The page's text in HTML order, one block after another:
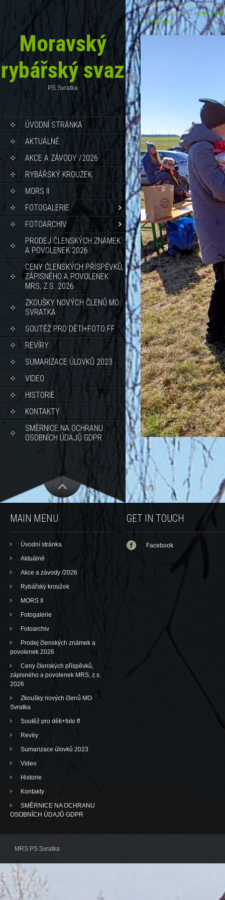
Moravský
rybářský svaz
PS Svratka
ÚVODNÍ STRÁNKA
AKTUÁLNĚ
AKCE A ZÁVODY /2026
RYBÁŘSKÝ KROUŽEK
MORS II
FOTOGALERIE
FOTOARCHIV
PRODEJ ČLENSKÝCH ZNÁMEK
A POVOLENEK 2026
CENY ČLENSKÝCH PŘÍSPĚVKŮ,
ZÁPISNÉHO A POVOLENEK
MRS, Z.S. 2026
ZKOUŠKY NOVÝCH ČLENŮ MO
SVRATKA
SOUTĚŽ PRO DĚTI+FOTO FF
REVÍRY
SUMARIZACE ÚLOVKŮ 2023
VIDEO
HISTORIE
KONTAKTY
SMĚRNICE NA OCHRANU
OSOBNÍCH ÚDAJŮ GDPR
Published11.10.2021 at600 × 800
←Previous
MAIN MENU
Úvodní stránka
Aktuálně
Akce a závody /2026
Rybářský kroužek
MORS II
Fotogalerie
Fotoarchiv
Prodej členských známek a
povolenek 2026
Ceny členských příspěvků,
zápisného a povolenek MRS, z.s.
2026
Zkoušky nových členů MO
Svratka
Soutěž pro děti+foto ff
Revíry
Sumarizace úlovků 2023
Video
Historie
Kontakty
SMĚRNICE NA OCHRANU
OSOBNÍCH ÚDAJŮ GDPR
GET IN TOUCH
Facebook
MRS PS Svratka